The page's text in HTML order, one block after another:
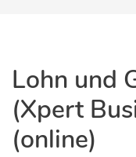
Lohn und
(Xpert
(online)